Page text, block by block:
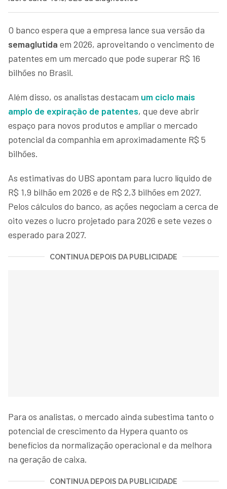
O banco espera que a empresa lance sua versão da
semaglutida em 2026, aproveitando o vencimento de
patentes em um mercado que pode superar R$ 16
bilhões no Brasil.
Além disso, os analistas destacam um ciclo mais
amplo de expiração de patentes, que deve abrir
espaço para novos produtos e ampliar o mercado
potencial da companhia em aproximadamente R$ 5
bilhões.
As estimativas do UBS apontam para lucro líquido de
R$ 1,9 bilhão em 2026 e de R$ 2,3 bilhões em 2027.
Pelos cálculos do banco, as ações negociam a cerca de
oito vezes o lucro projetado para 2026 e sete vezes o
esperado para 2027.
CONTINUA DEPOIS DA PUBLICIDADE
Para os analistas, o mercado ainda subestima tanto o
potencial de crescimento da Hypera quanto os
benefícios da normalização operacional e da melhora
na geração de caixa.
CONTINUA DEPOIS DA PUBLICIDADE